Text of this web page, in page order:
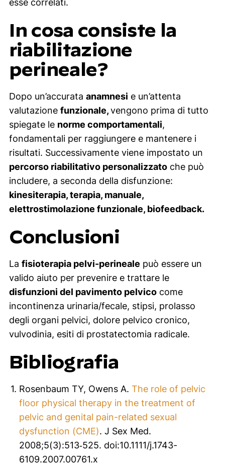
esse correlati.
In cosa consiste la
riabilitazione
perineale?
Dopo un’accurata anamnesi e un’attenta
valutazione funzionale,vengono prima di tutto
spiegate le norme comportamentali,
fondamentali per raggiungere e mantenere i
risultati. Successivamente viene impostato un
percorso riabilitativo personalizzatoche può
includere, a seconda della disfunzione:
kinesiterapia,terapia, manuale,
elettrostimolazione funzionale, biofeedback.
Conclusioni
La fisioterapia pelvi-perineale può essere un
valido aiuto per prevenire e trattare le
disfunzioni del pavimento pelvicocome
incontinenza urinaria/fecale, stipsi, prolasso
degli organi pelvici, dolore pelvico cronico,
vulvodinia, esiti di prostatectomia radicale.
Bibliografia
Rosenbaum TY, Owens A. The role of pelvic
floor physical therapy in the treatment of
pelvic and genital pain-related sexual
dysfunction (CME). J Sex Med.
2008;5(3):513‐525. doi:10.1111/j.1743-
6109.2007.00761.x